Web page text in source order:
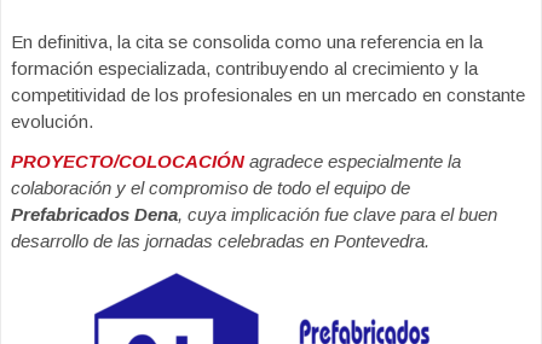
En definitiva, la cita se consolida como una referencia en la
formación especializada, contribuyendo al crecimiento y la
competitividad de los profesionales en un mercado en constante
evolución.
PROYECTO/COLOCACIÓN agradece especialmente la
colaboración y el compromiso de todo el equipo de
Prefabricados Dena, cuya implicación fue clave para el buen
desarrollo de las jornadas celebradas en Pontevedra.